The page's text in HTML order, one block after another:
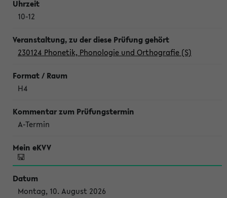
10-12
230124 Phonetik, Phonologie und Orthografie (S)
H4
A-Termin
Montag, 10. August 2026